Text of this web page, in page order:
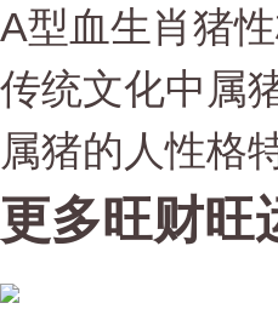
A型血生肖猪
传统文化中属
属猪的人性格
更多旺财旺